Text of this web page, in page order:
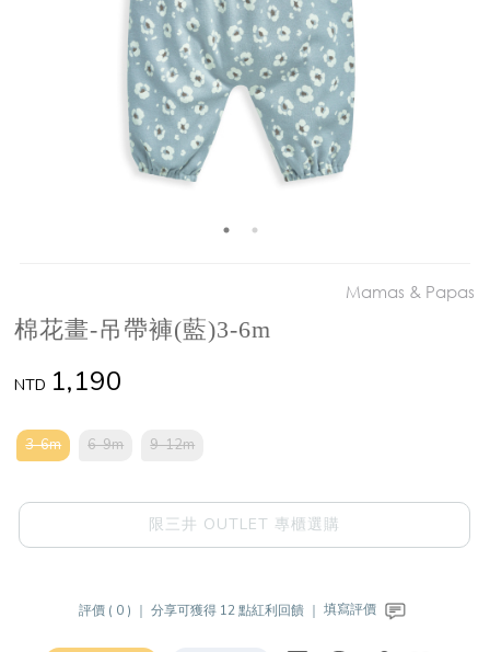
Mamas & Papas
棉花畫-吊帶褲(藍)3-6m
NTD 1,190
3-6m 6-9m 9-12m
限三井 OUTLET 專櫃選購
評價 ( 0 ) ｜分享可獲得 12 點紅利回饋 ｜填寫評價